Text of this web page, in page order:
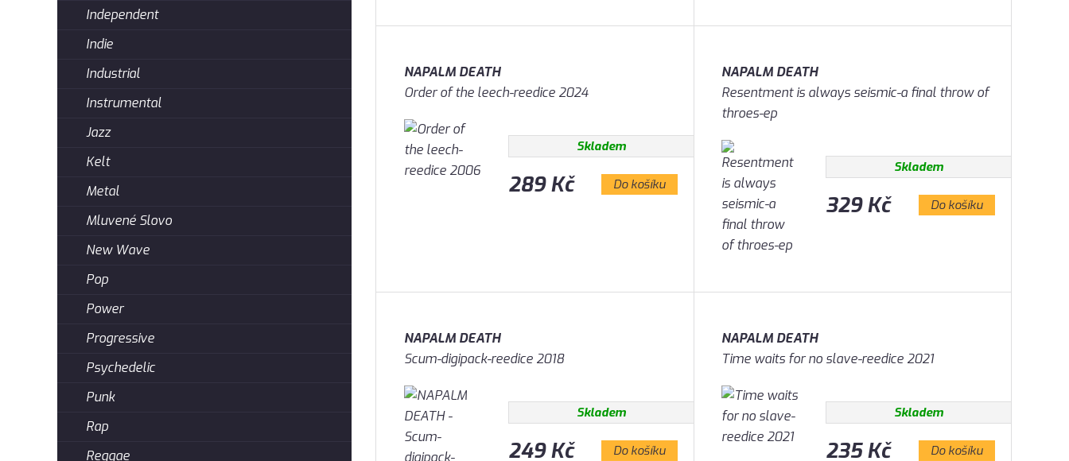
Independent
Indie
Industrial
Instrumental
Jazz
Kelt
Metal
Mluvené Slovo
New Wave
Pop
Power
Progressive
Psychedelic
Punk
Rap
Reggae
NAPALM DEATH
Order of the leech-reedice 2024
Skladem
289 Kč Do košíku
NAPALM DEATH
Resentment is always seismic-a final throw of
throes-ep
Skladem
329 Kč Do košíku
NAPALM DEATH
Scum-digipack-reedice 2018
Skladem
249 Kč Do košíku
NAPALM DEATH
Time waits for no slave-reedice 2021
Skladem
235 Kč Do košíku